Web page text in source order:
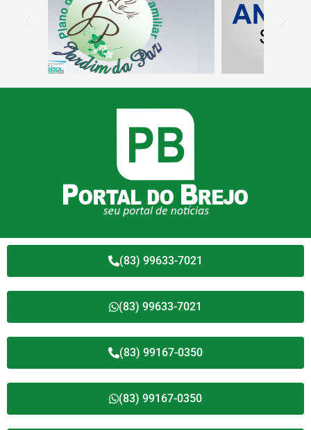
(83) 99633-7021
(83) 99633-7021
(83) 99167-0350
(83) 99167-0350